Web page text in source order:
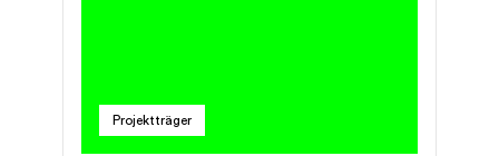
Projektträger